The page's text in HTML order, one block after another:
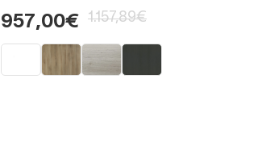
957,00€ 1.157,89€